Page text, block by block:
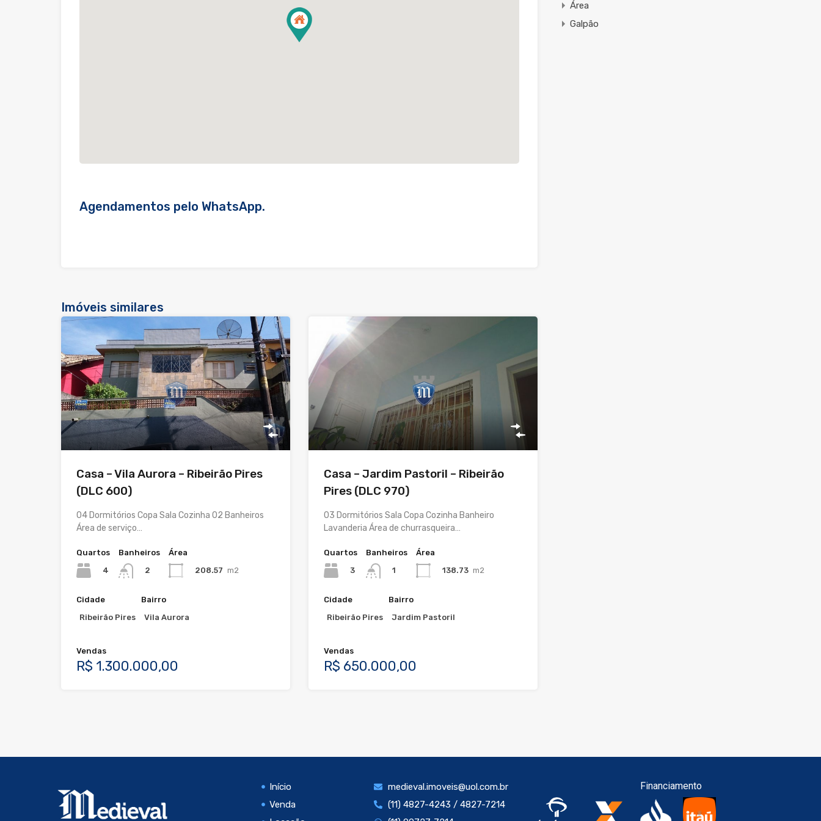
Agendamentos pelo WhatsApp.
Imóveis similares
Casa – Vila Aurora – Ribeirão Pires
(DLC 600)
04 Dormitórios Copa Sala Cozinha 02 Banheiros
Área de serviço…
Quartos
4
Banheiros
2
Área
208.57 m2
Cidade
Ribeirão Pires
Bairro
Vila Aurora
Vendas
R$ 1.300.000,00
Casa – Jardim Pastoril – Ribeirão
Pires (DLC 970)
03 Dormitórios Sala Copa Cozinha Banheiro
Lavanderia Área de churrasqueira…
Quartos
3
Banheiros
1
Área
138.73 m2
Cidade
Ribeirão Pires
Bairro
Jardim Pastoril
Vendas
R$ 650.000,00
Área
Galpão
Início
Venda
medieval.imoveis@uol.com.br
(11) 4827-4243 / 4827-7214
Financiamento